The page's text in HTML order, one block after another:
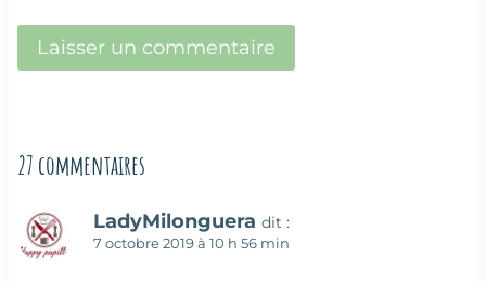
27 commentaires
LadyMilonguera dit :
7 octobre 2019 à 10 h 56 min